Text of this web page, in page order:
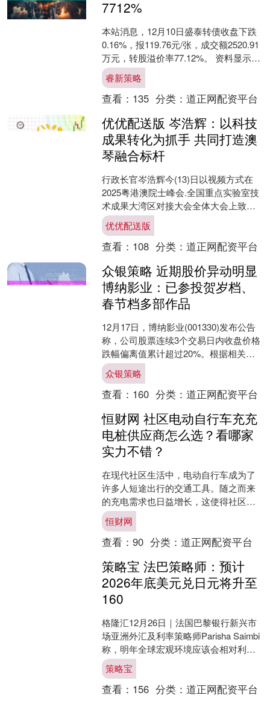
7712%
本站消息，12月10日盛泰转债收盘下跌
0.16%，报119.76元/张，成交额2520.91
万元，转股溢价率77.12%。 资料显示，
盛泰转债信用级别为“AA”....
睿新策略
查看： 135 分类： 道正网配资平台
优优配送版 岑浩辉：以科技
成果转化为抓手 共同打造澳
琴融合标杆
行政长官岑浩辉今(13)日以视频方式在
2025粤港澳院士峰会.全国重点实验室技
术成果大湾区对接大会全体大会上致
辞。他表示，科技创新没有边界，湾区
合作前景无限，期....
优优配送版
查看： 108 分类： 道正网配资平台
众银策略 近期股价异动明显
博纳影业：已参投贺岁档、
春节档多部作品
12月17日，博纳影业(001330)发布公告
称，公司股票连续3个交易日内收盘价格
跌幅偏离值累计超过20%。根据相关规
定，属于股票交易异常波动情况。这已
是公司在....
众银策略
查看： 160 分类： 道正网配资平台
恒财网 社区电动自行车充充
电桩供应商怎么选？看哪家
实力不错？
在现代社区生活中，电动自行车成为了
许多人短途出行的交通工具。随之而来
的充电需求也日益增长，这使得社区电
瓶车充电桩市场愈发重要。那么，如何
选购到靠谱、性价比高的电....
恒财网
查看： 90 分类： 道正网配资平台
策略宝 法巴策略师：预计
2026年底美元兑日元将升至
160
格隆汇12月26日｜法国巴黎银行新兴市
场亚洲外汇及利率策略师Parisha Saimbi
称，明年全球宏观环境应该会相对利好
风险情绪，而这种环境通常有利于套利
策略....
策略宝
查看： 156 分类： 道正网配资平台